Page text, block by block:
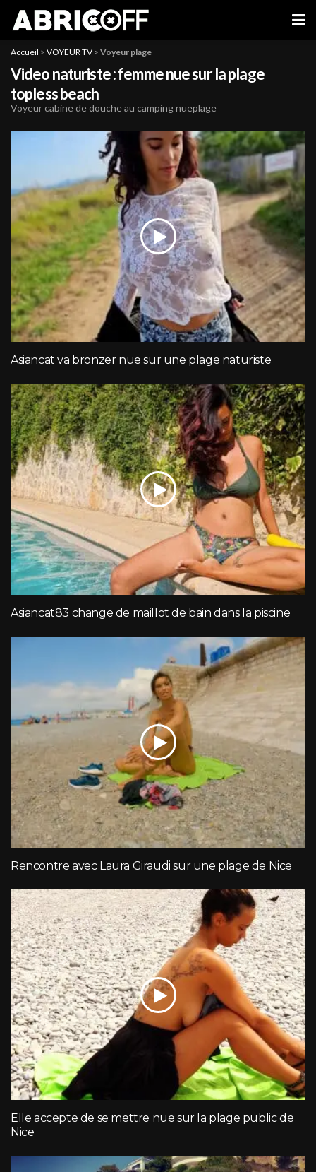
Accueil > VOYEUR TV > Voyeur plage
Video naturiste : femme nue sur la plage
topless beach
Voyeur cabine de douche au camping nueplage
Asiancat va bronzer nue sur une plage naturiste
Asiancat83 change de maillot de bain dans la piscine
Rencontre avec Laura Giraudi sur une plage de Nice
Elle accepte de se mettre nue sur la plage public de
Nice